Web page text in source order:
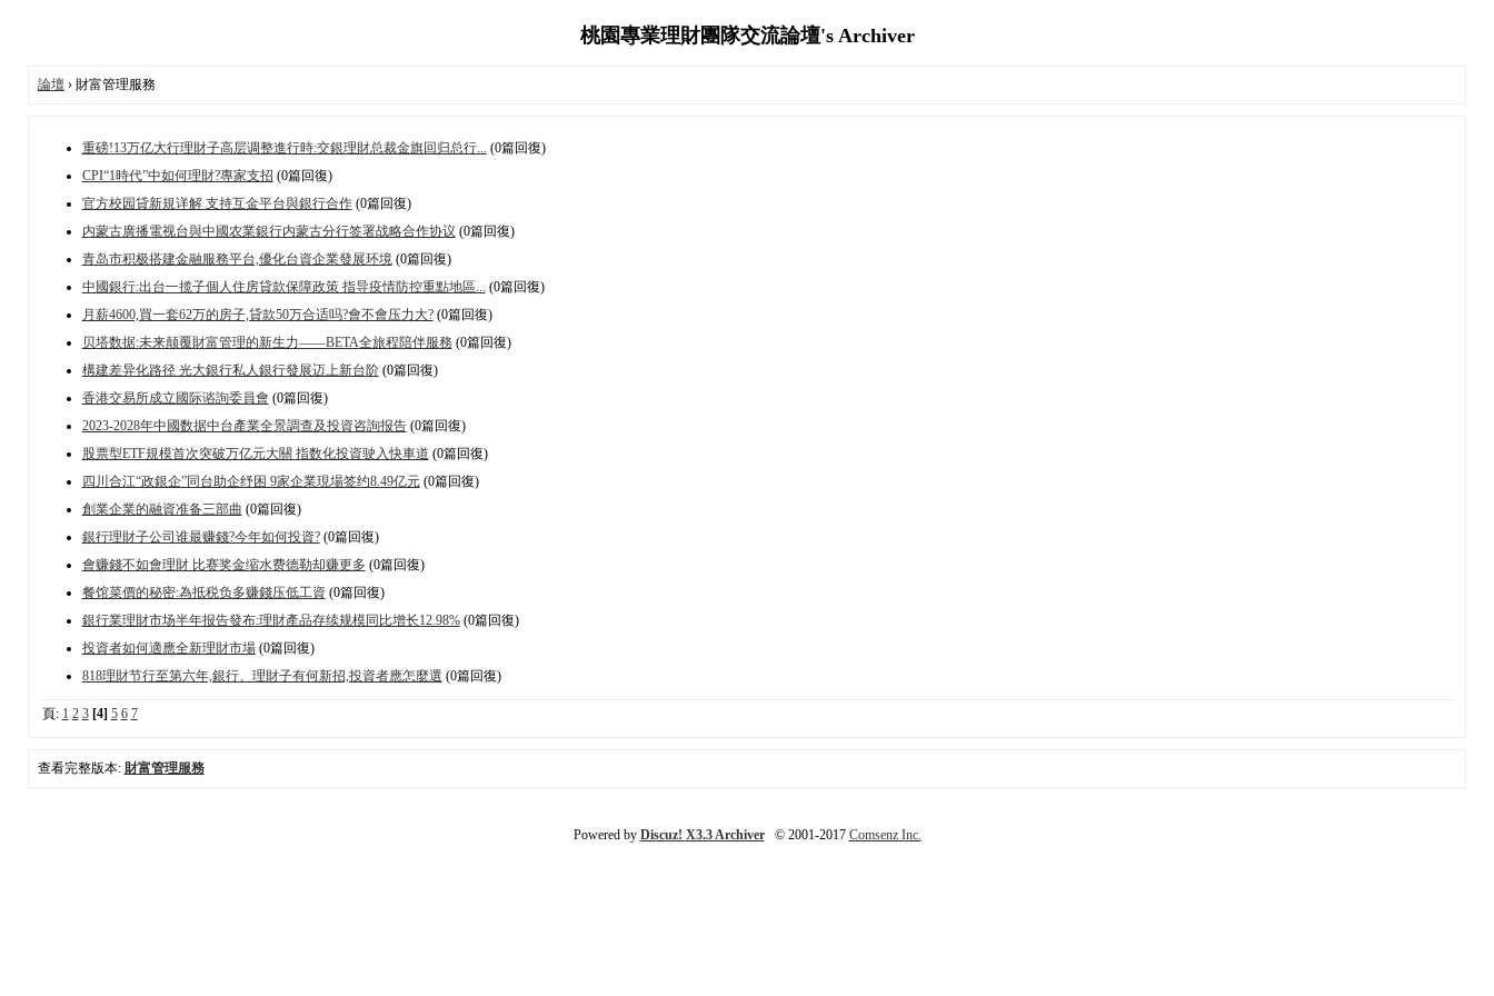
桃園專業理財團隊交流論壇's Archiver
論壇› 財富管理服務
重磅!13万亿大行理財子高层调整進行時:交銀理財总裁金旗回归总行... (0篇回復)
CPI“1時代”中如何理財?專家支招 (0篇回復)
官方校园貸新規详解 支持互金平台與銀行合作(0篇回復)
内蒙古廣播電视台與中國农業銀行内蒙古分行签署战略合作协议 (0篇回復)
青岛市积极搭建金融服務平台,優化台資企業發展环境(0篇回復)
中國銀行:出台一揽子個人住房貸款保障政策 指导疫情防控重點地區... (0篇回復)
月薪4600,買一套62万的房子,貸款50万合适吗?會不會压力大?(0篇回復)
贝塔数据:未来颠覆財富管理的新生力——BETA全旅程陪伴服務 (0篇回復)
構建差异化路径 光大銀行私人銀行發展迈上新台阶(0篇回復)
香港交易所成立國际谘詢委員會 (0篇回復)
2023-2028年中國数据中台產業全景調查及投資咨詢报告(0篇回復)
股票型ETF規模首次突破万亿元大關 指数化投資驶入快車道 (0篇回復)
四川合江“政銀企”同台助企纾困 9家企業現場签约8.49亿元(0篇回復)
創業企業的融資准备三部曲 (0篇回復)
銀行理財子公司谁最赚錢?今年如何投資?(0篇回復)
會赚錢不如會理財 比赛奖金缩水费德勒却赚更多 (0篇回復)
餐馆菜價的秘密:為抵税负多赚錢压低工資(0篇回復)
銀行業理財市场半年报告發布:理財產品存续规模同比增长12.98%(0篇回復)
投資者如何適應全新理財市場(0篇回復)
818理財节行至第六年,銀行、理財子有何新招,投資者應怎麼選 (0篇回復)
頁: 1 2 3 [4] 5 6 7
查看完整版本: 財富管理服務
Powered by Discuz! X3.3 Archiver© 2001-2017 Comsenz Inc.